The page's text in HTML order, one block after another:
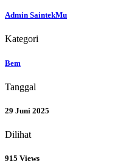
Admin SaintekMu
Kategori
Bem
Tanggal
29 Juni 2025
Dilihat
915 Views